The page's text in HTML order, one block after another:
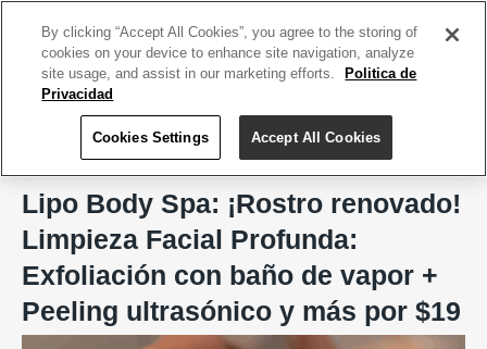
Lipo Body Spa, San Juan
Lipo Body Spa: ¡Rostro renovado!
Limpieza Facial Profunda:
Exfoliación con baño de vapor +
Peeling ultrasónico y más por $19
By clicking “Accept All Cookies”, you agree to the storing of
cookies on your device to enhance site navigation, analyze
site usage, and assist in our marketing efforts.
Politica de
Privacidad
Cookies Settings Accept All Cookies